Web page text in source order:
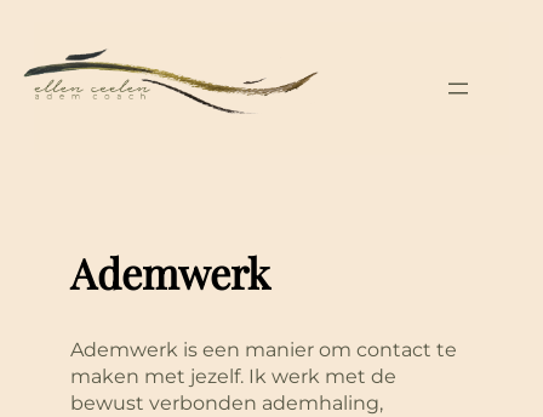
de
inhoud
Ademwerk
Ademwerk is een manier om contact te
maken met jezelf. Ik werk met de
bewust verbonden ademhaling,